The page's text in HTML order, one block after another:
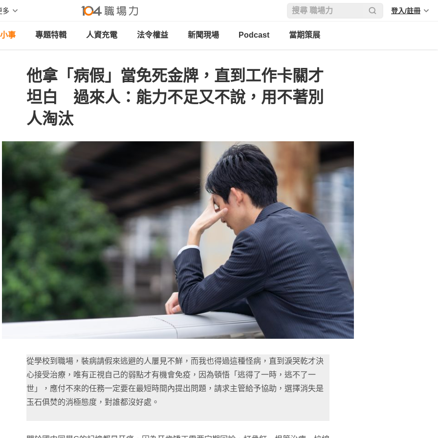
多 登入/註冊
事 專題特輯 人資充電 法令權益 新聞現場 Podcast 當期策展
他拿「病假」當免死金牌，直到工作卡關才
坦白 過來人：能力不足又不說，用不著別
人淘汰
從學校到職場，裝病請假來逃避的人屢見不鮮，而我也得過這種怪病，直到淚哭乾才決
心接受治療，唯有正視自己的弱點才有機會免疫，因為頓悟「逃得了一時，逃不了一
世」，應付不來的任務一定要在最短時間內提出問題，請求主管給予協助，選擇消失是
玉石俱焚的消極態度，對誰都沒好處。